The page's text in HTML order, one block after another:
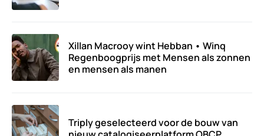
Xillan Macrooy wint Hebban • Winq
Regenboogprijs met Mensen als zonnen
en mensen als manen
Triply geselecteerd voor de bouw van